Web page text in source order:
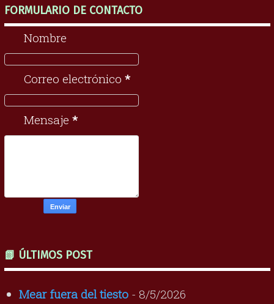
FORMULARIO DE CONTACTO
Nombre
Correo electrónico *
Mensaje *
📗 ÚLTIMOS POST
Mear fuera del tiesto- 8/5/2026